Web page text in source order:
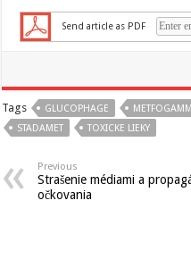
Send article as PDF
Tags GLUCOPHAGE
STADAMET
TOXICKE LIEKY
Previous
Strašenie médiami a
očkovania